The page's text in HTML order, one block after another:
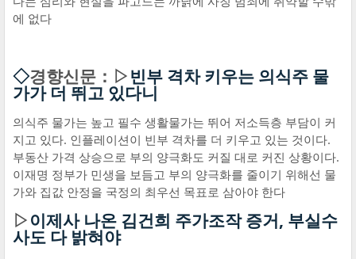
에 없다
◇경향신문：▷빈부 격차 키우는 의식주 물
가가 더 뛰고 있다니
의식주 물가는 높고 필수 생활물가는 뛰어 저소득층 부담이 커
지고 있다. 인플레이션이 빈부 격차를 더 키우고 있는 것이다.
부동산 가격 상승으로 부의 양극화도 커질 대로 커진 상황이다.
이재명 정부가 민생을 보듬고 부의 양극화를 줄이기 위해선 물
가와 집값 안정을 국정의 최우선 목표로 삼아야 한다
▷이제사 나온 김건희 주가조작 증거, 부실수
사도 다 밝혀야